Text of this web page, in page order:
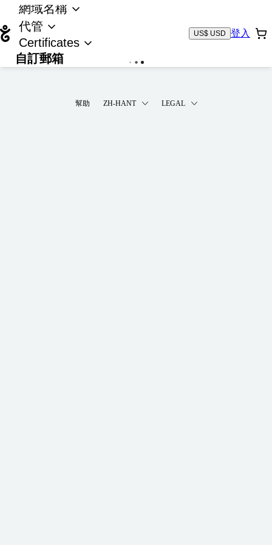
網域名稱
代管
Certificates
自訂郵箱
US$ USD 登入
載入中...
幫助 ZH-HANT LEGAL